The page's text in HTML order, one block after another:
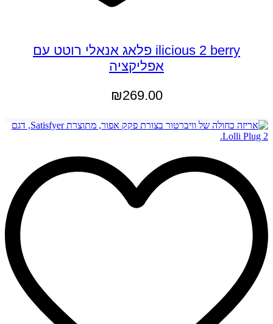
ilicious 2 berry פלאג אנאלי רוטט עם
אפליקציה
₪269.00